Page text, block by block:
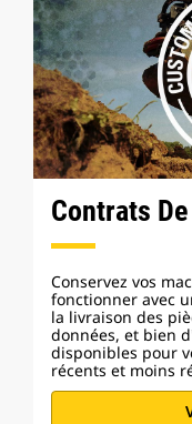
Contrats
Conservez vos
fonctionner avec
la livraison des
données, et bien
disponibles pour
récents et moins